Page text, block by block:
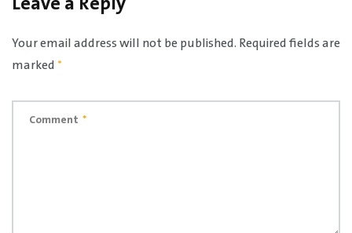
Your email address will not be published. Required fields are
marked*
Comment *